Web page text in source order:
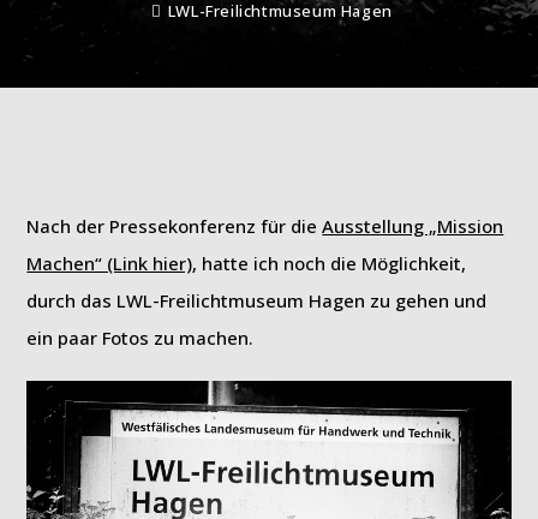
LWL-Freilichtmuseum Hagen
Nach der Pressekonferenz für dieAusstellung „Mission
Machen“ (Link hier), hatte ich noch die Möglichkeit,
durch das LWL-Freilichtmuseum Hagen zu gehen und
ein paar Fotos zu machen.